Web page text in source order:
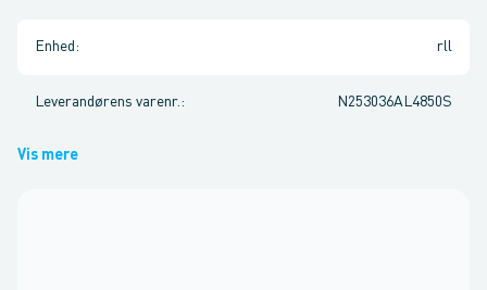
Enhed : rll
Leverandørens varenr. : N253036AL4850S
Vis mere